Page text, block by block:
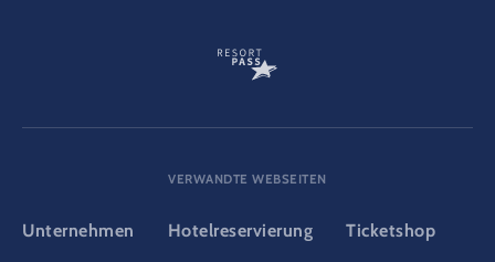
VERWANDTE WEBSEITEN
Unternehmen Hotelreservierung Ticketshop